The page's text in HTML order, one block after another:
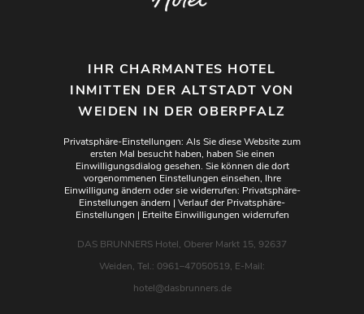
IHR CHARMANTES HOTEL
INMITTEN DER ALTSTADT VON
WEIDEN IN DER OBERPFALZ
Privatsphäre-Einstellungen: Als Sie diese Website zum
ersten Mal besucht haben, haben Sie einen
Einwilligungsdialog gesehen. Sie können die dort
vorgenommenen Einstellungen einsehen, Ihre
Einwilligung ändern oder sie widerrufen: Privatsphäre-
Einstellungen ändern | Verlauf der Privatsphäre-
Einstellungen | Erteilte Einwilligungen widerrufen
DAS BRUNNERS Hotel, Oberer Markt 15, 92637
Weiden, Tel.: 0961–47050519, E-Mail:
hotel@dasbrunners.de